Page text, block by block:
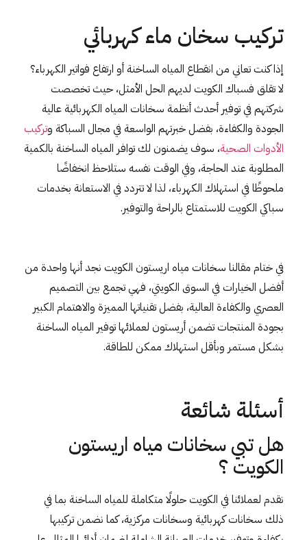
تركيب سخان ماء كهربائي
إذا كنت تعاني من انقطاع المياه الساخنة أو ارتفاع فواتير الكهرباء؟
لا تقلق فسباك الكويت لديهم الحل الأمثل، حيث تخصصت
شركتهم في توفير أحدث أنظمة سخانات المياه الكهربائية عالية
الجودة والكفاءة، بفضل خبرتهم الواسعة في مجال السباكة وتركيب
الأدوات الصحية، سوف يضمنون لك توافر المياه الساخنة بالكمية
المطلوبة عند الحاجة، وفي الوقت نفسه ستلاحظ انخفاضًا
ملحوظًا في استهلاك الكهرباء، لذا لا تتردد في الاستعانة بخدمات
سباكي الكويت للاستمتاع بالراحة والتوفير.
في ختام مقالنا سخانات مياه اريستون الكويت نجد أنها واحدة من
أفضل الخيارات في السوق الكويتي، فهي تجمع بين التصميم
العصري والكفاءة العالية، بفضل تقنياتها المميزة والاهتمام الكبير
بجودة المنتجات تضمن أريستون لعملائها توفير المياه الساخنة
بشكل مستمر وبأقل استهلاك ممكن للطاقة.
أسئلة شائعة
هل تبي سخانات مياه اريستون
الكويت ؟
نقدم لعملائنا في الكويت حلولًا متكاملة للمياه الساخنة بما في
ذلك سخانات كهربائية وسخانات مركزية، كما نضمن تركيبها